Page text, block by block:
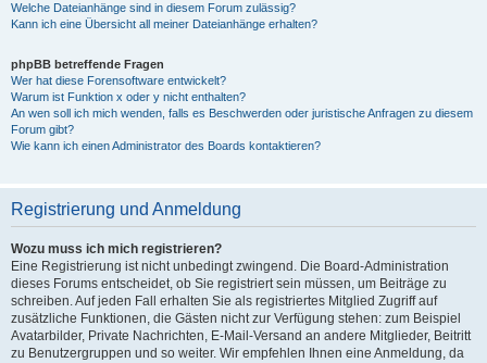
Welche Dateianhänge sind in diesem Forum zulässig?
Kann ich eine Übersicht all meiner Dateianhänge erhalten?
phpBB betreffende Fragen
Wer hat diese Forensoftware entwickelt?
Warum ist Funktion x oder y nicht enthalten?
An wen soll ich mich wenden, falls es Beschwerden oder juristische Anfragen zu diesem
Forum gibt?
Wie kann ich einen Administrator des Boards kontaktieren?
Registrierung und Anmeldung
Wozu muss ich mich registrieren?
Eine Registrierung ist nicht unbedingt zwingend. Die Board-Administration
dieses Forums entscheidet, ob Sie registriert sein müssen, um Beiträge zu
schreiben. Auf jeden Fall erhalten Sie als registriertes Mitglied Zugriff auf
zusätzliche Funktionen, die Gästen nicht zur Verfügung stehen: zum Beispiel
Avatarbilder, Private Nachrichten, E-Mail-Versand an andere Mitglieder, Beitritt
zu Benutzergruppen und so weiter. Wir empfehlen Ihnen eine Anmeldung, da